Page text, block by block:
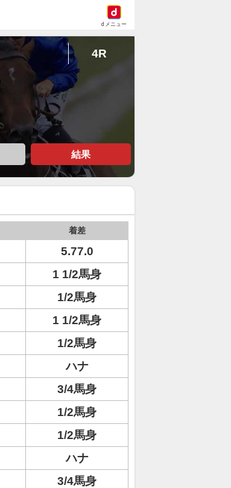
dメニュー
4R
結果
着差
5.77.0
1 1/2馬身
1/2馬身
1 1/2馬身
1/2馬身
ハナ
3/4馬身
1/2馬身
1/2馬身
ハナ
3/4馬身